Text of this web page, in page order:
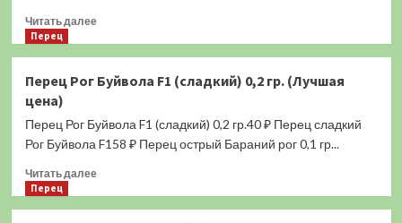
цена)
Читать далееПрочитать
Золотой
F1
(сладкий)
гр.
Перец
Перец Рог Буйвола F1 (сладкий) 0,2 гр. (Лучшая
цена)
Перец Рог Буйвола F1 (сладкий) 0,2 гр.40 ₽ Перец сладкий
Рог Буйвола F158 ₽ Перец острый Бараний рог 0,1 гр...
Читать далееПрочитать
Перец